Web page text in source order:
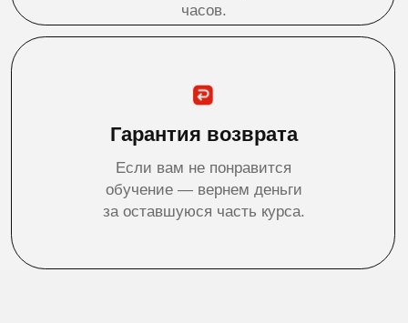
Руководителям,
Обретете здоровую уверенность